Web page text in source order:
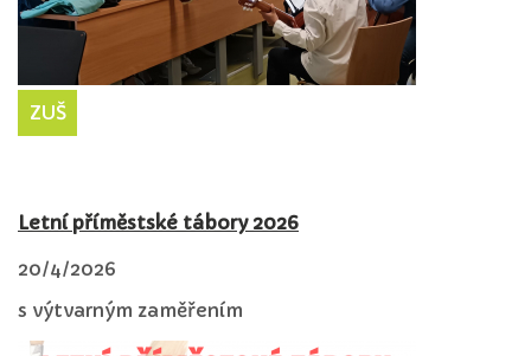
ZUŠ
Letní příměstské tábory 2026
20/4/2026
s výtvarným zaměřením